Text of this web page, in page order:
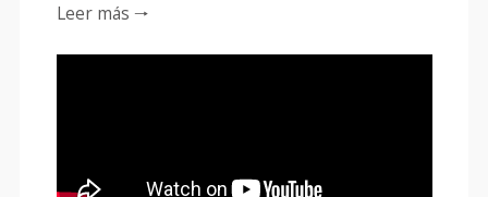
Leer más 🠒